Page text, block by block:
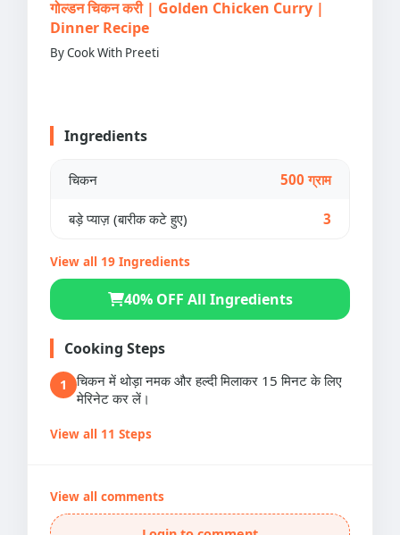
गोल्डन चिकन करी | Golden Chicken Curry |
Dinner Recipe
By Cook With Preeti
Ingredients
चिकन 500 ग्राम
बड़े प्याज़ (बारीक कटे हुए) 3
View all 19 Ingredients
40% OFF All Ingredients
Cooking Steps
1
चिकन में थोड़ा नमक और हल्दी मिलाकर 15 मिनट के लिए
मेरिनेट कर लें।
View all 11 Steps
View all comments